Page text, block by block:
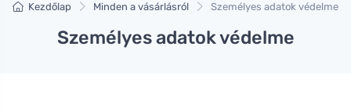
Kezdőlap Minden a vásárlásról Személyes adatok védelme
Személyes adatok védelme